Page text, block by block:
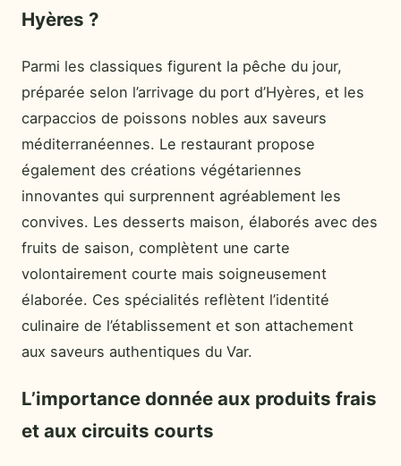
Hyères ?
Parmi les classiques figurent la pêche du jour,
préparée selon l’arrivage du port d’Hyères, et les
carpaccios de poissons nobles aux saveurs
méditerranéennes. Le restaurant propose
également des créations végétariennes
innovantes qui surprennent agréablement les
convives. Les desserts maison, élaborés avec des
fruits de saison, complètent une carte
volontairement courte mais soigneusement
élaborée. Ces spécialités reflètent l’identité
culinaire de l’établissement et son attachement
aux saveurs authentiques du Var.
L’importance donnée aux produits frais
et aux circuits courts